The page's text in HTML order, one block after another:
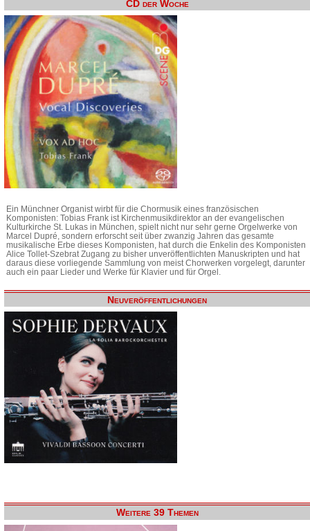
CD der Woche
Ein Münchner Organist wirbt für die Chormusik eines französischen
Komponisten: Tobias Frank ist Kirchenmusikdirektor an der evangelischen
Kulturkirche St. Lukas in München, spielt nicht nur sehr gerne Orgelwerke von
Marcel Dupré, sondern erforscht seit über zwanzig Jahren das gesamte
musikalische Erbe dieses Komponisten, hat durch die Enkelin des Komponisten
Alice Tollet-Szebrat Zugang zu bisher unveröffentlichten Manuskripten und hat
daraus diese vorliegende Sammlung von meist Chorwerken vorgelegt, darunter
auch ein paar Lieder und Werke für Klavier und für Orgel.
Neuveröffentlichungen
Weitere 39 Themen